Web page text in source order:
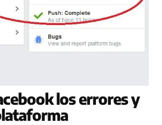
los errores y